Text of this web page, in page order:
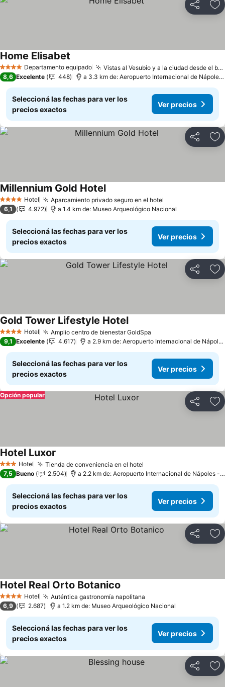
Compartir
4 EstrellasDepartamento equipado Vistas al Vesubio y a la ciudad desde el balcón
Home Elisabet
8,6 Excelente 448 a 3.3 km de: Aeropuerto Internacional de Nápoles
Seleccioná las fechas para ver los
precios exactos
Ver precios
Compartir
4 EstrellasHotel Aparcamiento privado seguro en el hotel
Millennium Gold HotelVer precios
6,1 4.972 a 1.4 km de: Museo Arqueológico Nacional
Seleccioná las fechas para ver los
precios exactos
Ver precios
Compartir
4 EstrellasHotel Amplio centro de bienestar GoldSpa
Gold Tower Lifestyle HotelVer precios
9,1 Excelente 4.617 a 2.9 km de: Aeropuerto Internacional de
Seleccioná las fechas para ver los
precios exactos
Ver precios
Compartir
Opción popular
3 Estrellas
Hotel Tienda de conveniencia en el hotel
Hotel Luxor
7,5 Bueno 2.504 a 2.2 km de: Aeropuerto Internacional de Nápoles -
Seleccioná las fechas para ver los
precios exactos
Ver precios
Compartir
4 EstrellasHotel Auténtica gastronomía napolitana
Hotel Real Orto Botanico
6,9 2.687 a 1.2 km de: Museo Arqueológico Nacional
Seleccioná las fechas para ver los
precios exactos
Ver precios
Compartir